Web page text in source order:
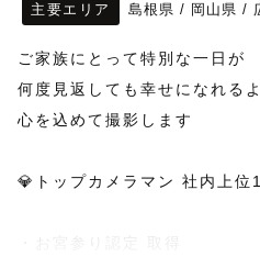
主要エリア 島根県 / 岡山県 /
ご家族にとって特別な一日が
何度見返しても幸せになれる
心を込めて撮影します
💎トップカメラマン 社内上位